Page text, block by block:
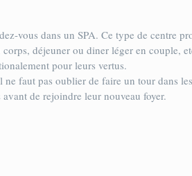
vous dans un SPA. Ce type de centre
déjeuner ou diner léger en couple,
pour leurs vertus.
faut pas oublier de faire un tour dans
de rejoindre leur nouveau foyer.